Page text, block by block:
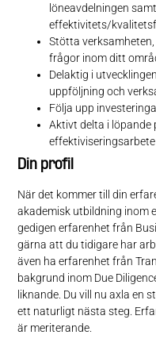
löneavdelningen
effektivitets/
Stötta
frågor inom ditt
Delaktig i
uppföljning och
Följa upp
Aktivt delta i löpande
Din profil
När det kommer till din
akademisk utbildning inom
gedigen erfarenhet från
gärna att du tidigare har
även ha erfarenhet från
bakgrund inom Due
liknande. Du vill nu axla en
ett naturligt nästa steg.
är meriterande.